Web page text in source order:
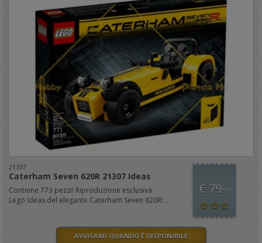
21307
Caterham Seven 620R 21307 Ideas
Contiene 773 pezzi! Riproduzione esclusiva
Lego Ideas del elegante Caterham Seven 620R! ..
€ 79,99
AVVISAMI QUANDO È DISPONIBILE